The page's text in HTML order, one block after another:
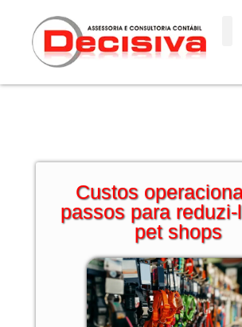
conteúdo
Custos
passos para
pet shops